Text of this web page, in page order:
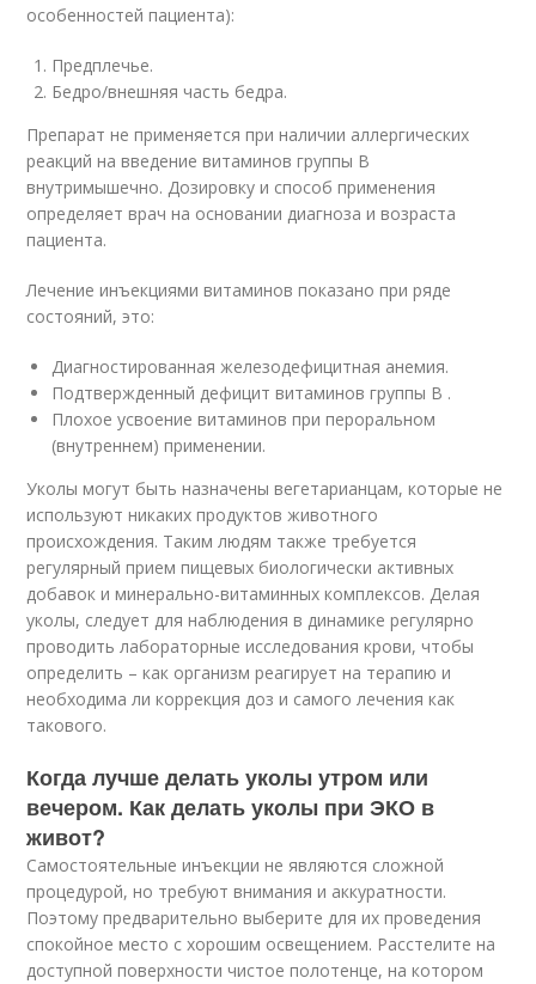
особенностей пациента):
Предплечье.
Бедро/внешняя часть бедра.
Препарат не применяется при наличии аллергических
реакций на введение витаминов группы В
внутримышечно. Дозировку и способ применения
определяет врач на основании диагноза и возраста
пациента.
Лечение инъекциями витаминов показано при ряде
состояний, это:
Диагностированная железодефицитная анемия.
Подтвержденный дефицит витаминов группы В .
Плохое усвоение витаминов при пероральном
(внутреннем) применении.
Уколы могут быть назначены вегетарианцам, которые не
используют никаких продуктов животного
происхождения. Таким людям также требуется
регулярный прием пищевых биологически активных
добавок и минерально-витаминных комплексов. Делая
уколы, следует для наблюдения в динамике регулярно
проводить лабораторные исследования крови, чтобы
определить – как организм реагирует на терапию и
необходима ли коррекция доз и самого лечения как
такового.
Когда лучше делать уколы утром или
вечером. Как делать уколы при ЭКО в
живот?
Самостоятельные инъекции не являются сложной
процедурой, но требуют внимания и аккуратности.
Поэтому предварительно выберите для их проведения
спокойное место с хорошим освещением. Расстелите на
доступной поверхности чистое полотенце, на котором